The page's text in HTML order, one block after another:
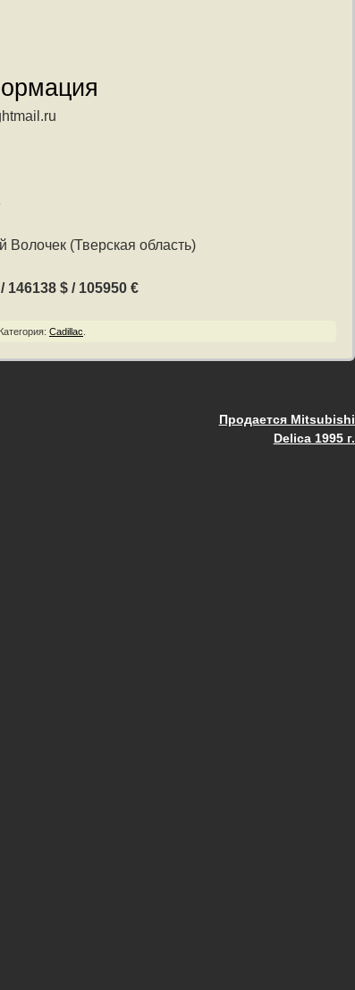
(Тверская область)
$ / 105950 €
Категория: Cadillac
Продается Mitsubishi
Delica 1995 г.